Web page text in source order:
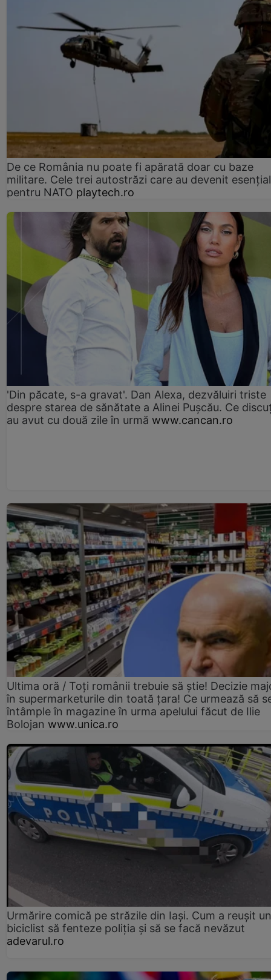
De ce România nu poate fi apărată doar cu baze
militare. Cele trei autostrăzi care au devenit
pentru NATO playtech.ro
'Din păcate, s-a gravat'. Dan Alexa, dezvăluiri triste
despre starea de sănătate a Alinei Pușcău. Ce
au avut cu două zile în urmă www.cancan.ro
Ultima oră / Toți românii trebuie să știe! Decizie
în supermarketurile din toată țara! Ce urmează să
întâmple în magazine în urma apelului făcut de Ilie
Bolojan www.unica.ro
Urmărire comică pe străzile din Iași. Cum a reușit un
biciclist să fenteze poliția și să se facă nevăzut
adevarul.ro